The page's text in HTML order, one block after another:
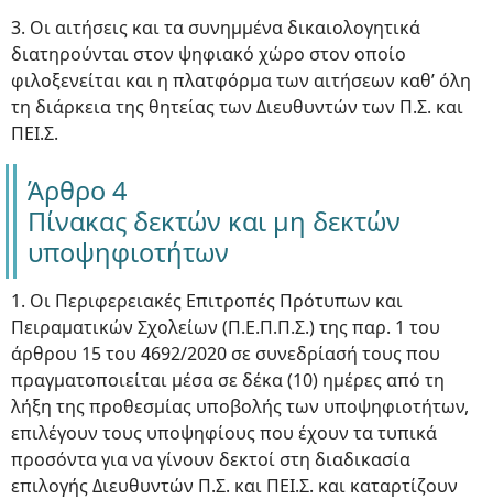
3. Οι αιτήσεις και τα συνημμένα δικαιολογητικά
διατηρούνται στον ψηφιακό χώρο στον οποίο
φιλοξενείται και η πλατφόρμα των αιτήσεων καθ’ όλη
τη διάρκεια της θητείας των Διευθυντών των Π.Σ. και
ΠΕΙ.Σ.
Άρθρο 4
Πίνακας δεκτών και μη δεκτών
υποψηφιοτήτων
1. Οι Περιφερειακές Επιτροπές Πρότυπων και
Πειραματικών Σχολείων (Π.Ε.Π.Π.Σ.) της παρ. 1 του
άρθρου 15 του 4692/2020 σε συνεδρίασή τους που
πραγματοποιείται μέσα σε δέκα (10) ημέρες από τη
λήξη της προθεσμίας υποβολής των υποψηφιοτήτων,
επιλέγουν τους υποψηφίους που έχουν τα τυπικά
προσόντα για να γίνουν δεκτοί στη διαδικασία
επιλογής Διευθυντών Π.Σ. και ΠΕΙ.Σ. και καταρτίζουν